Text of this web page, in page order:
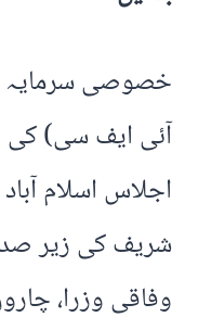
خصوصی سرمایہ
آئی ایف سی) کی
اجلاس اسلام
شریف کی زیر
وفاقی وزرا،